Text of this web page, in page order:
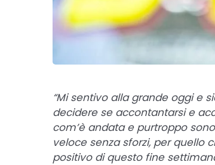
“Mi sentivo alla grande oggi e
decidere se accontantarsi e
com’è andata e purtroppo
veloce senza sforzi, per
positivo di questo fine